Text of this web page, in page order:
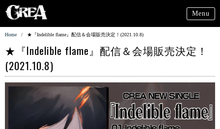
Menu
Home / ★『Indelible flame』配信＆会場販売決定！(2021.10.8)
★『Indelible flame』配信＆会場販売決定！
(2021.10.8)